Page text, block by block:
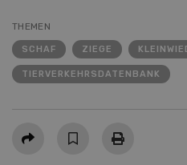
THEMEN
SCHAF ZIEGE
TIERVERKEHRSDATENBANK
Teilen